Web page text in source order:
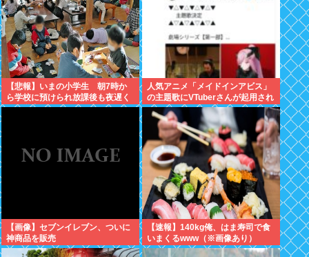
【悲報】いまの小学生 朝7時か
ら学校に預けられ放課後も夜遅く
まで学童に預けられる生活をして
人気アニメ「メイドインアビス」
の主題歌にVTuberさんが起用され
てまたまたまた炎上、もう何回目
だよ…
【画像】セブンイレブン、ついに
神商品を販売
【速報】140kg俺、はま寿司で食
いまくるwww（※画像あり）